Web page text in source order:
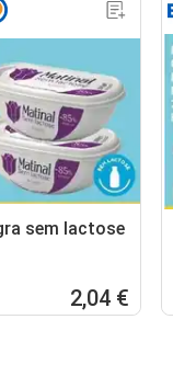
sem lactose
2,04 €